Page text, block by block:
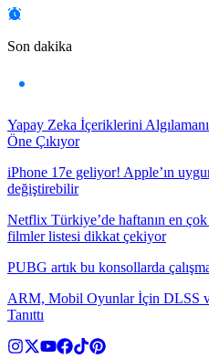
Son dakika
Yapay Zeka İçeriklerini
Öne Çıkıyor
iPhone 17e geliyor! Apple’ın
değiştirebilir
Netflix Türkiye’de haftanın en
filmler listesi dikkat çekiyor
PUBG artık bu konsollarda
ARM, Mobil Oyunlar İçin DLSS
Tanıttı